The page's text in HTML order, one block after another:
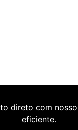
direto com
eficiente.